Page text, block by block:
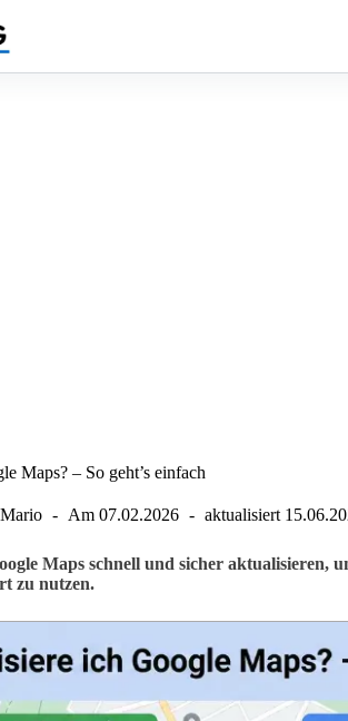
Maps? – So geht’s einfach
Mario Am 07.02.2026 aktualisiert
Maps schnell und sicher aktualisieren,
zu nutzen.